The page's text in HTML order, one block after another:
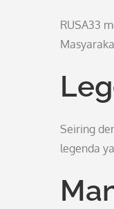
RUSA33
Seiring
legenda